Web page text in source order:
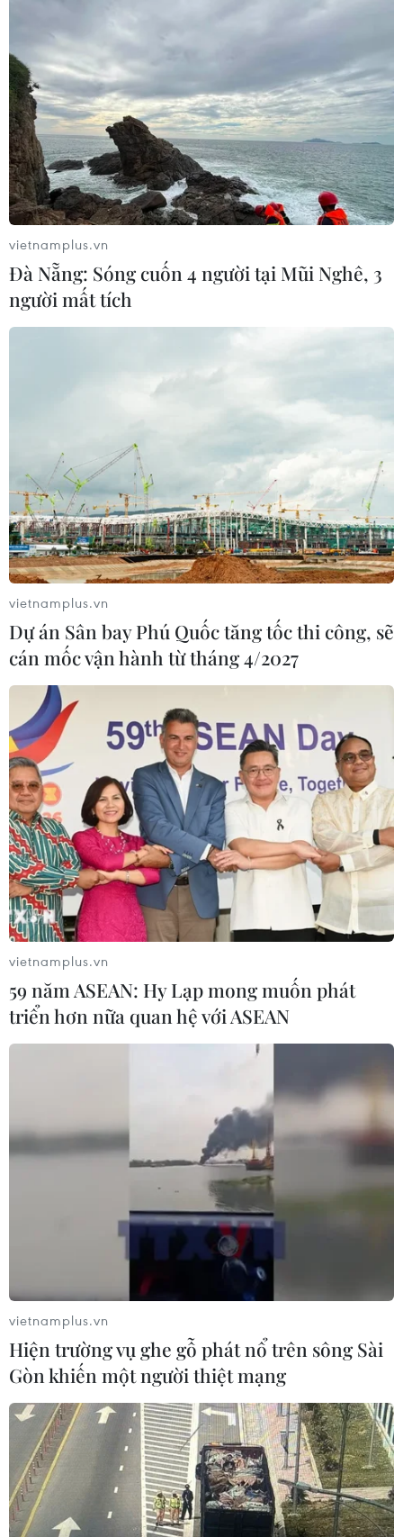
vietnamplus.vn
Đà Nẵng: Sóng cuốn 4 người tại Mũi Nghê, 3
người mất tích
vietnamplus.vn
Dự án Sân bay Phú Quốc tăng tốc thi công, sẽ
cán mốc vận hành từ tháng 4/2027
vietnamplus.vn
59 năm ASEAN: Hy Lạp mong muốn phát
triển hơn nữa quan hệ với ASEAN
vietnamplus.vn
Hiện trường vụ ghe gỗ phát nổ trên sông Sài
Gòn khiến một người thiệt mạng